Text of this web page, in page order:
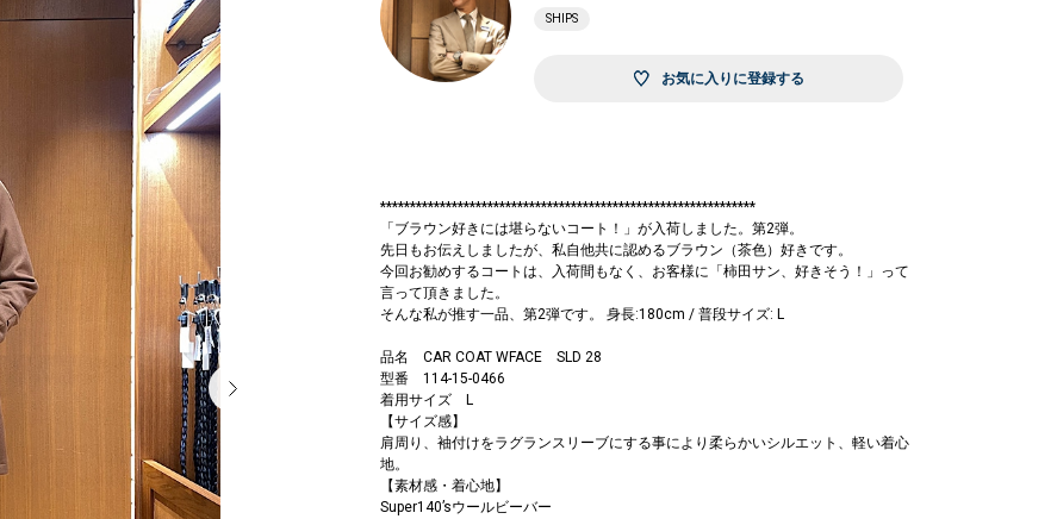
SHIPS
お気に入りに登録する
***************************************************************
「ブラウン好きには堪らないコート！」が入荷しました。第2弾。
先日もお伝えしましたが、私自他共に認めるブラウン（茶色）好きです。
今回お勧めするコートは、入荷間もなく、お客様に「柿田サン、好きそう！」って
言って頂きました。
そんな私が推す一品、第2弾です。 身長:180cm / 普段サイズ: L
品名 CAR COAT WFACE SLD 28
型番 114-15-0466
着用サイズ L
【サイズ感】
肩周り、袖付けをラグランスリーブにする事により柔らかいシルエット、軽い着心
地。
【素材感・着心地】
Super140’sウールビーバー